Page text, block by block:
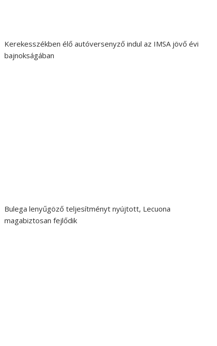
Kerekesszékben élő autóversenyző indul az IMSA jövő évi
bajnokságában
Bulega lenyűgöző teljesítményt nyújtott, Lecuona
magabiztosan fejlődik